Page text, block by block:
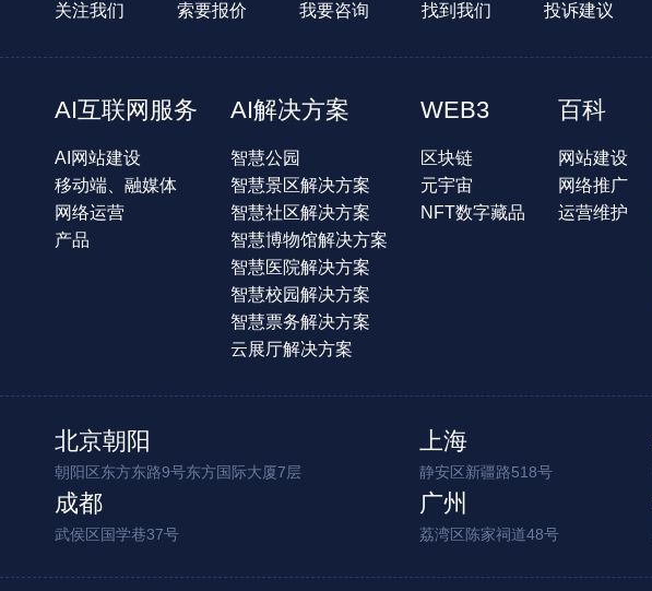
关注我们 索要报价 我要咨询 找到我们 投诉建议
AI互联网服务
AI网站建设
移动端、融媒体
网络运营
产品
AI解决方案
智慧公园
智慧景区解决方案
智慧社区解决方案
智慧博物馆解决方案
智慧医院解决方案
智慧校园解决方案
智慧票务解决方案
云展厅解决方案
WEB3
区块链
元宇宙
NFT数字藏品
百科
网站建设
网络推广
运营维护
北京朝阳
朝阳区东方东路9号东方国际大厦7层
上海
静安区新疆路518号
成都
武侯区国学巷37号
广州
荔湾区陈家祠道48号